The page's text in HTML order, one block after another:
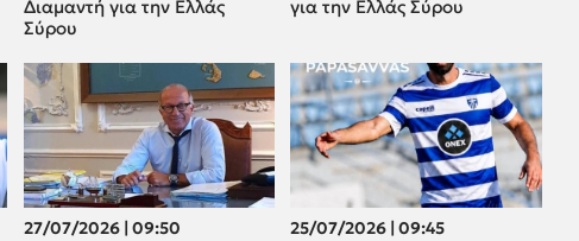
Διαμαντή για την Ελλάς
Σύρου
για την Ελλάς Σύρου
27/07/2026 | 09:50
25/07/2026 | 09:45